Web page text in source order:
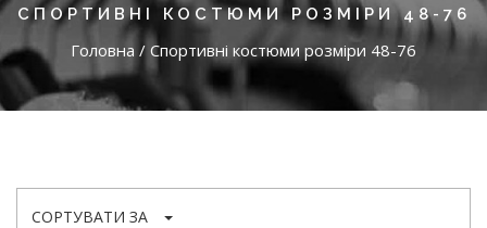
СПОРТИВНІ КОСТЮМИ РОЗМІРИ 48-76
Головна / Спортивні костюми розміри 48-76
СОРТУВАТИ ЗА